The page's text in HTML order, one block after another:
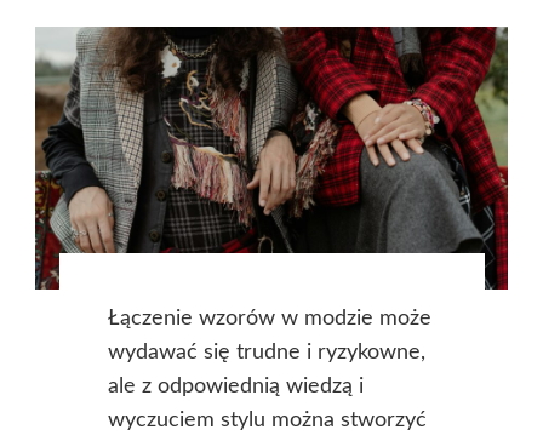
Łączenie wzorów w modzie może
wydawać się trudne i ryzykowne,
ale z odpowiednią wiedzą i
wyczuciem stylu można stworzyć